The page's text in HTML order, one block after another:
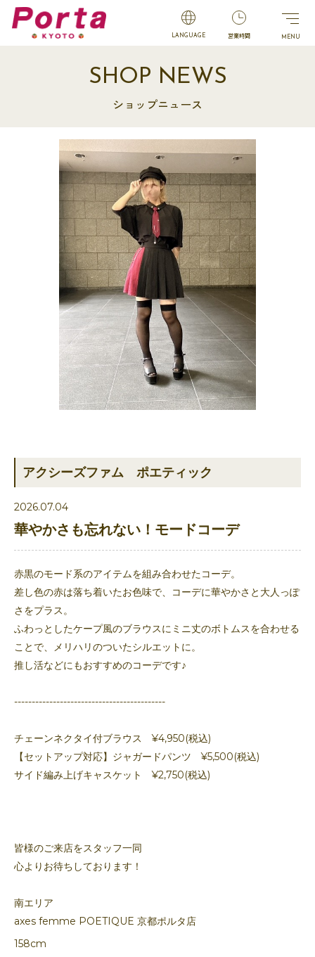
LANGUAGE 営業時間
SHOP NEWS
ショップニュース
アクシーズファム ポエティック
2026.07.04
華やかさも忘れない！モードコーデ
赤黒のモード系のアイテムを組み合わせたコーデ。
差し色の赤は落ち着いたお色味で、コーデに華やかさと大人っぽ
さをプラス。
ふわっとしたケープ風のブラウスにミニ丈のボトムスを合わせる
ことで、メリハリのついたシルエットに。
推し活などにもおすすめのコーデです♪
-------------------------------------------
チェーンネクタイ付ブラウス ¥4,950(税込)
【セットアップ対応】ジャガードパンツ ¥5,500(税込)
サイド編み上げキャスケット ¥2,750(税込)
皆様のご来店をスタッフ一同
心よりお待ちしております！
南エリア
axes femme POETIQUE 京都ポルタ店
158cm